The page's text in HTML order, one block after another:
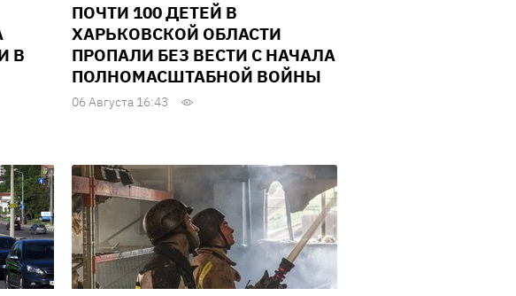
В
ПОЧТИ 100 ДЕТЕЙ В
ХАРЬКОВСКОЙ ОБЛАСТИ
ПРОПАЛИ БЕЗ ВЕСТИ С НАЧАЛА
ПОЛНОМАСШТАБНОЙ ВОЙНЫ
06 Августа 16:43